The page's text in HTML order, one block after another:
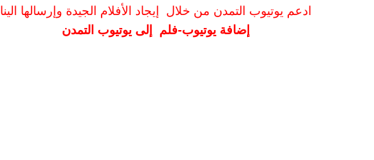
ادعم يوتيوب التمدن من خلال إيجاد الأفلام الجيدة وإرسالها الينا
إضافة يوتيوب-فلم إلى يوتيوب التمدن